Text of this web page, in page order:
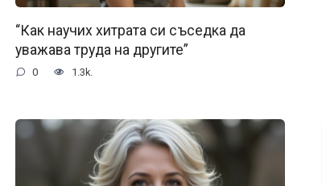
“Как научих хитрата си съседка да
уважава труда на другите”
0 1.3k.